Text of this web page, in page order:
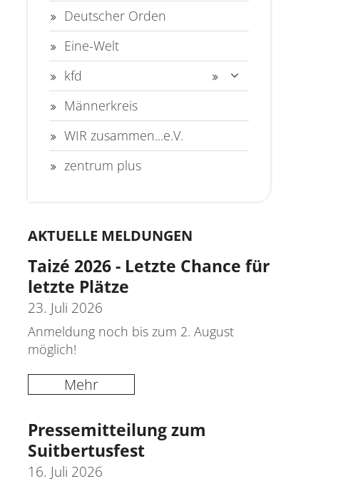
Deutscher Orden
Eine-Welt
kfd
Männerkreis
WIR zusammen...e.V.
zentrum plus
AKTUELLE MELDUNGEN
Taizé 2026 - Letzte Chance für
letzte Plätze
23. Juli 2026
Anmeldung noch bis zum 2. August
möglich!
Mehr
Pressemitteilung zum
Suitbertusfest
16. Juli 2026